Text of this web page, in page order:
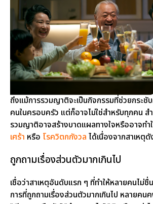
ถึงแม้การรวมญาติจะเป็นกิจกรรมที่ช่วยกระ
คนในครอบครัว แต่ก็อาจไม่ใช่สำหรับทุกคน ส
รวมญาติอาจสร้างบาดแผลทางใจหรืออาจทำ
เศร้า หรือ โรควิตกกังวล ได้เนื่องจากสาเหตุ
ถูกถามเรื่องส่วนตัวมากเกินไป
เชื่อว่าสาเหตุอันดับแรก ๆ ที่ทำให้หลายคนไม่
การที่ถูกถามเรื่องส่วนตัวมากเกินไป หลายคน